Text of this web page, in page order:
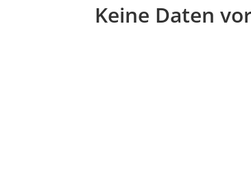
Keine Daten